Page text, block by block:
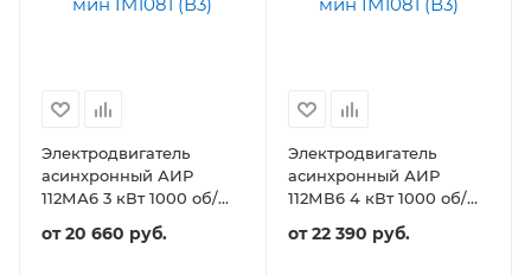
Электродвигатель
асинхронный АИР
112МА6 3 кВт 1000 об/
от20 660 руб.
Электродвигатель
асинхронный АИР
112МВ6 4 кВт 1000 об/
от22 390 руб.